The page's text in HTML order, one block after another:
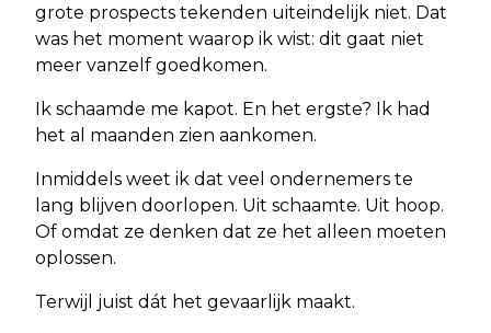
grote prospects tekenden uiteindelijk niet. Dat
was het moment waarop ik wist: dit gaat niet
meer vanzelf goedkomen.
Ik schaamde me kapot. En het ergste? Ik had
het al maanden zien aankomen.
Inmiddels weet ik dat veel ondernemers te
lang blijven doorlopen. Uit schaamte. Uit hoop.
Of omdat ze denken dat ze het alleen moeten
oplossen.
Terwijl juist dát het gevaarlijk maakt.